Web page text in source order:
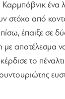
Καρμπόβνικ ένα
στόχο από
έπαιξε σε
με αποτέλεσμα
το